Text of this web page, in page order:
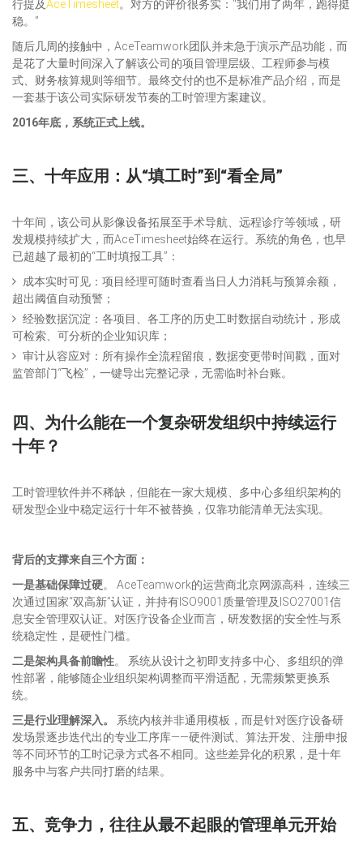
行提及AceTimesheet。对方的评价很务实：“我们用了两年，跑得挺
稳。”
随后几周的接触中，AceTeamwork团队并未急于演示产品功能，而
是花了大量时间深入了解该公司的项目管理层级、工程师参与模
式、财务核算规则等细节。最终交付的也不是标准产品介绍，而是
一套基于该公司实际研发节奏的工时管理方案建议。
2016年底，系统正式上线。
三、十年应用：从“填工时”到“看全局”
十年间，该公司从影像设备拓展至手术导航、远程诊疗等领域，研
发规模持续扩大，而AceTimesheet始终在运行。系统的角色，也早
已超越了最初的“工时填报工具”：
成本实时可见：项目经理可随时查看当日人力消耗与预算余额，
超出阈值自动预警；
经验数据沉淀：各项目、各工序的历史工时数据自动统计，形成
可检索、可分析的企业知识库；
审计从容应对：所有操作全流程留痕，数据变更带时间戳，面对
监管部门“飞检”，一键导出完整记录，无需临时补台账。
四、为什么能在一个复杂研发组织中持续运行
十年？
工时管理软件并不稀缺，但能在一家大规模、多中心多组织架构的
研发型企业中稳定运行十年不被替换，仅靠功能清单无法实现。
背后的支撑来自三个方面：
一是基础保障过硬。 AceTeamwork的运营商北京网源高科，连续三
次通过国家“双高新”认证，并持有ISO9001质量管理及ISO27001信
息安全管理双认证。对医疗设备企业而言，研发数据的安全性与系
统稳定性，是硬性门槛。
二是架构具备前瞻性。 系统从设计之初即支持多中心、多组织的弹
性部署，能够随企业组织架构调整而平滑适配，无需频繁更换系
统。
三是行业理解深入。
系统内核并非通用模板，而是针对医疗设备研
发场景逐步迭代出的专业工序库——硬件测试、算法开发、注册申报
等不同环节的工时记录方式各不相同。这些差异化的积累，是十年
服务中与客户共同打磨的结果。
五、竞争力，往往从最不起眼的管理单元开始